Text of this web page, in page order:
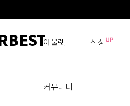
아울렛 신상
커뮤니티